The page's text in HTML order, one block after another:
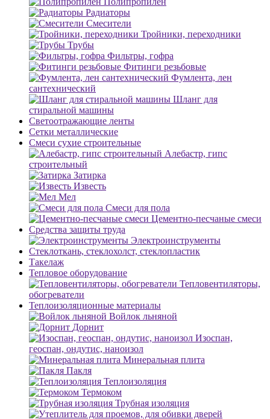
Радиаторы
Смесители
Тройники, переходники
Трубы
Фильтры, гофра
Фитинги резьбовые
Фумлента, лен
сантехнический
Шланг для
стиральной машины
Светоотражающие ленты
Сетки металлические
Смеси сухие строительные
Алебастр, гипс
строительный
Затирка
Известь
Мел
Смеси для пола
Цементно-песчаные смеси
Средства защиты труда
Электроинструменты
Стеклоткань, стеклохолст, стеклопластик
Такелаж
Тепловое оборудование
Тепловентиляторы,
обогреватели
Теплоизоляционные материалы
Войлок льняной
Дорнит
Изоспан,
геоспан, ондутис, наноизол
Минеральная плита
Пакля
Теплоизоляция
Термоком
Трубная изоляция